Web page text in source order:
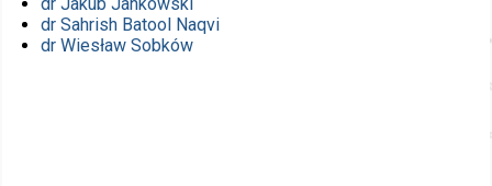
dr Sahrish Batool Naqvi
dr Wiesław Sobków